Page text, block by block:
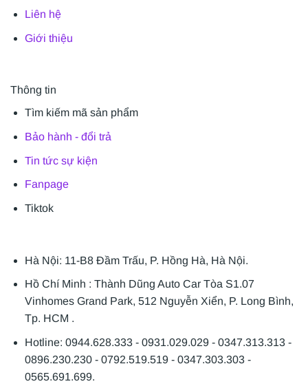
Liên hệ
Giới thiệu
Thông tin
Tìm kiếm mã sản phẩm
Bảo hành - đổi trả
Tin tức sự kiện
Fanpage
Tiktok
Hà Nội: 11-B8 Đầm Trấu, P. Hồng Hà, Hà Nội.
Hồ Chí Minh : Thành Dũng Auto Car Tòa S1.07
Vinhomes Grand Park, 512 Nguyễn Xiển, P. Long Bình,
Tp. HCM .
Hotline: 0944.628.333 - 0931.029.029 - 0347.313.313 -
0896.230.230 - 0792.519.519 - 0347.303.303 -
0565.691.699.